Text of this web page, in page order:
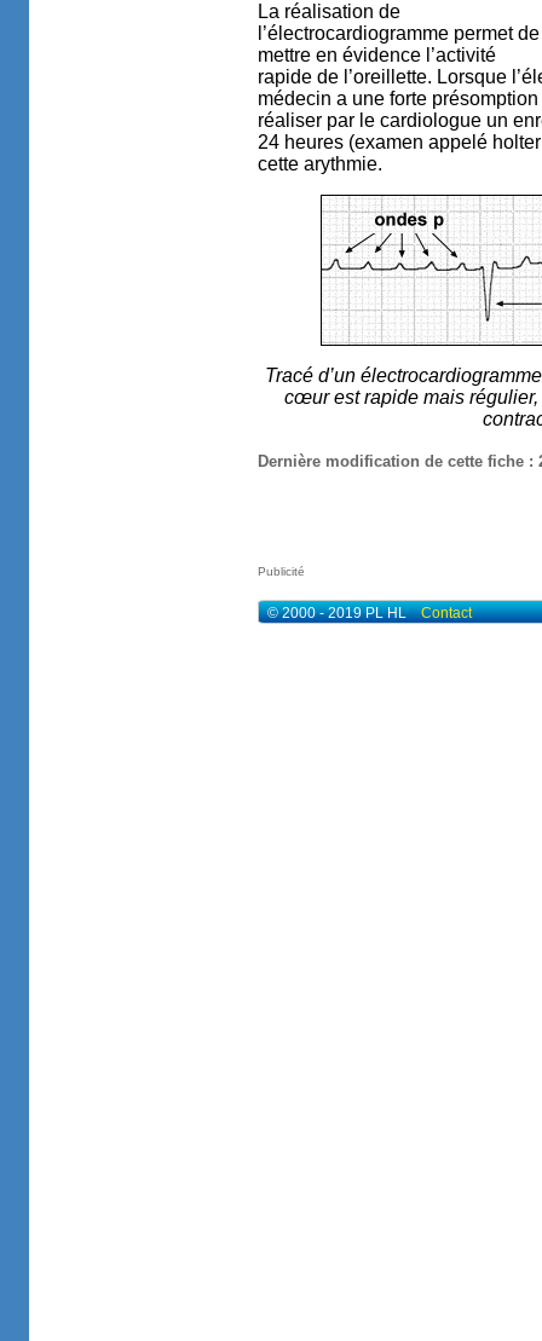
La réalisation de
l’électrocardiogramme permet de
mettre en évidence l’activité
rapide de l’oreillette. Lorsque
médecin a une forte
réaliser par le cardiologue un
24 heures (examen appelé
cette arythmie.
Tracé d’un
cœur est rapide mais
Dernière modification de cette fiche :
Publicité
© 2000 - 2019 PL HL Contact